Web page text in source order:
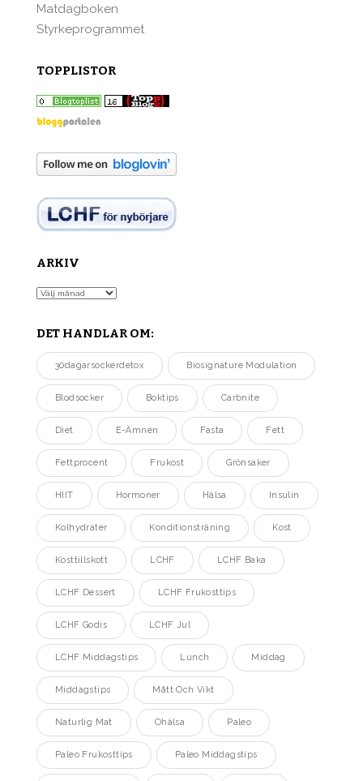
Matdagboken
Styrkeprogrammet
TOPPLISTOR
ARKIV
Arkiv
DET HANDLAR OM:
30dagarsockerdetox Biosignature Modulation
Blodsocker Boktips Carbnite
Diet E-Ämnen Fasta Fett
Fettprocent Frukost Grönsaker
HIIT Hormoner Hälsa Insulin
Kolhydrater Konditionsträning Kost
Kosttillskott LCHF LCHF Baka
LCHF Dessert LCHF Frukosttips
LCHF Godis LCHF Jul
LCHF Middagstips Lunch Middag
Middagstips Mått Och Vikt
Naturlig Mat Ohälsa Paleo
Paleo Frukosttips Paleo Middagstips